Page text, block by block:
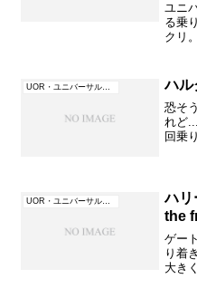
ユニ
る乗
クリ
ら痛
だん
UOR・ユニバーサル・オーランド（フロリダ） ハル
恐そ
れど
回乗
得意
ハ
the
ゲー
り着
大き